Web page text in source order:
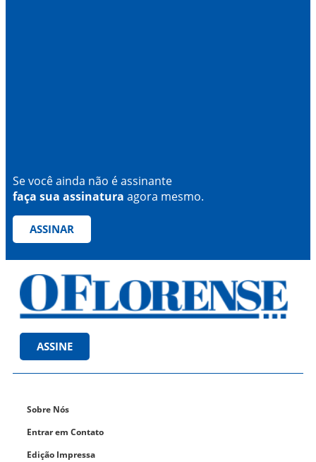
Se você ainda não é assinante
faça sua assinatura agora mesmo.
ASSINAR
ASSINE
Sobre Nós
Entrar em Contato
Edição Impressa